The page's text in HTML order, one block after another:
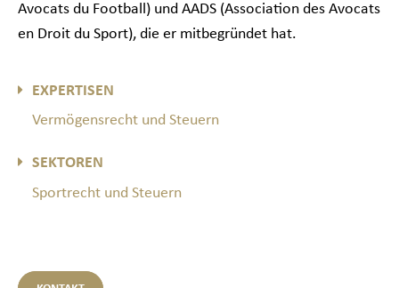
Avocats du Football) und AADS (Association des Avocats
en Droit du Sport), die er mitbegründet hat.
EXPERTISEN
Vermögensrecht und Steuern
SEKTOREN
Sportrecht und Steuern